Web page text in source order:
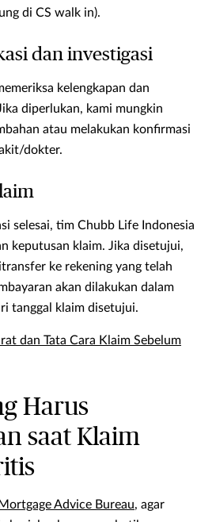
di CS walk in).
dan investigasi
kelengkapan dan
diperlukan, kami mungkin
atau melakukan konfirmasi
dokter.
selesai, tim Chubb Life Indonesia
keputusan klaim. Jika disetujui,
ke rekening yang telah
akan dilakukan dalam
tanggal klaim disetujui.
dan Tata Cara Klaim Sebelum
Harus
saat Klaim
Mortgage Advice Bureau, agar